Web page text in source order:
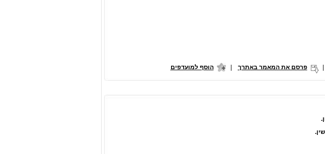
פרסם את המאמר באתרך | הוסף למועדפים